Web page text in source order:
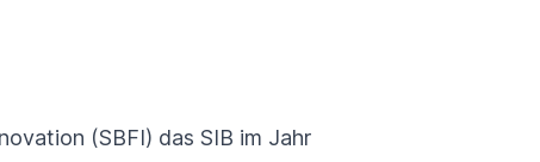
(SBFI) das SIB im Jahr